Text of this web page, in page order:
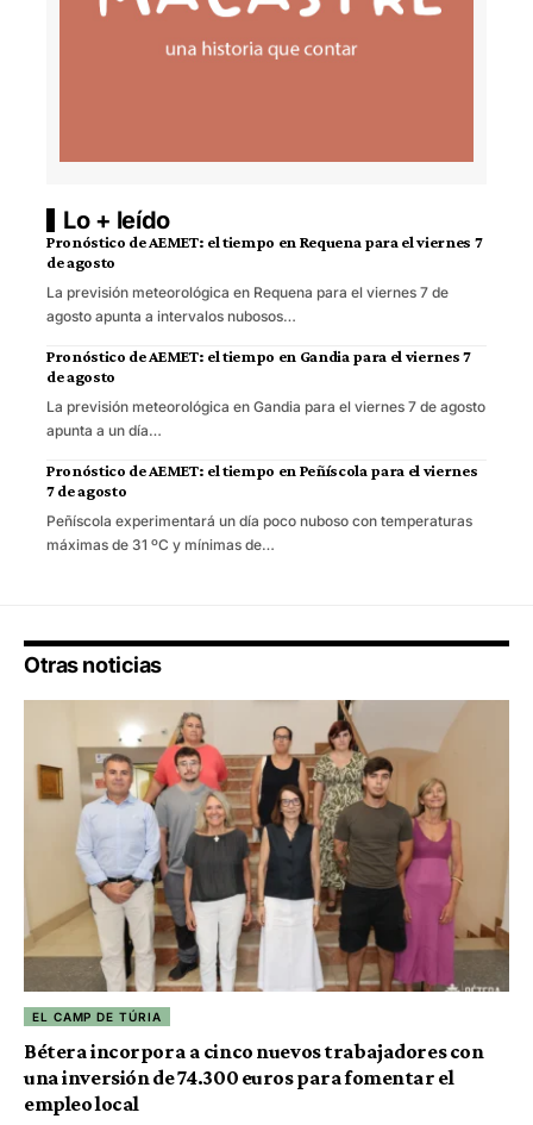
Lo + leído
Pronóstico de AEMET: el tiempo en Requena para el viernes 7
de agosto
La previsión meteorológica en Requena para el viernes 7 de
agosto apunta a intervalos nubosos…
Pronóstico de AEMET: el tiempo en Gandia para el viernes 7
de agosto
La previsión meteorológica en Gandia para el viernes 7 de agosto
apunta a un día…
Pronóstico de AEMET: el tiempo en Peñíscola para el viernes
7 de agosto
Peñíscola experimentará un día poco nuboso con temperaturas
máximas de 31 ºC y mínimas de…
Otras noticias
EL CAMP DE TÚRIA
Bétera incorpora a cinco nuevos trabajadores con
una inversión de 74.300 euros para fomentar el
empleo local